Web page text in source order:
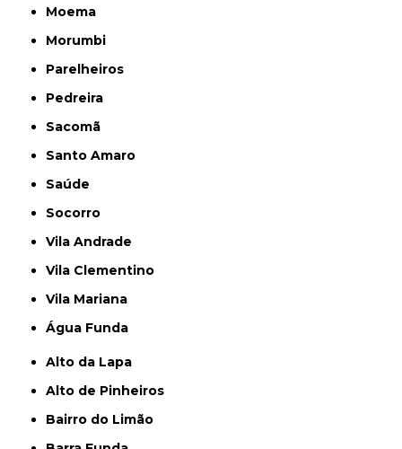
Moema
Morumbi
Parelheiros
Pedreira
Sacomã
Santo Amaro
Saúde
Socorro
Vila Andrade
Vila Clementino
Vila Mariana
Água Funda
Alto da Lapa
Alto de Pinheiros
Bairro do Limão